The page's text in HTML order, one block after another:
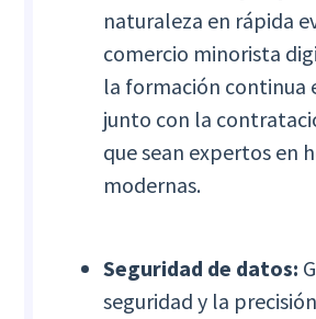
naturaleza en rápida
comercio minorista
la formación continua
junto con la
que sean expertos en
modernas.
Seguridad de datos:
seguridad y la